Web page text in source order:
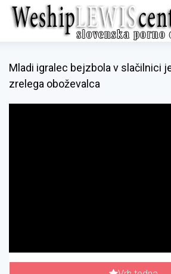
Mladi igralec bejzbola v slačilnici
zrelega oboževalca